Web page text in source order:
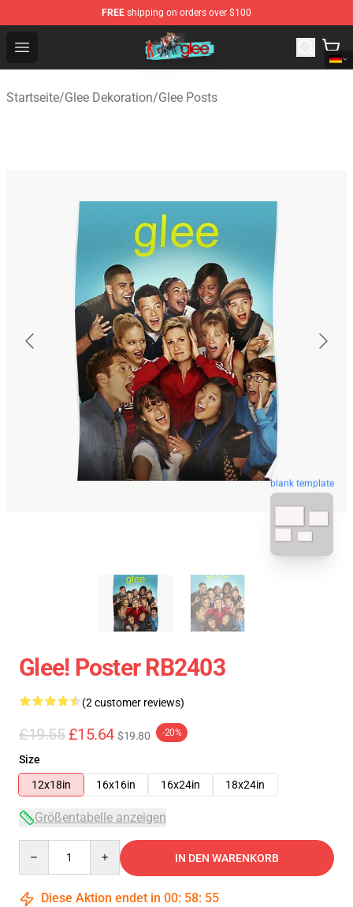
FREE shipping on orders over $100
Open menu
Glee Store - Official Glee Merchandise Shop
Startseite/Glee Dekoration/Glee Posts
blank template
Glee! Poster RB2403
(2 customer reviews)
£19.55 £15.64 $19.80 -20%
Size
12x18in
16x16in 16x24in 18x24in
Größentabelle anzeigen
IN DEN WARENKORB
Diese Aktion endet in 00: 58: 55